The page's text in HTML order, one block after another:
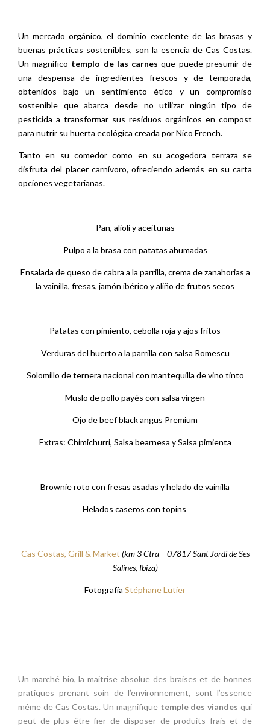
Un mercado orgánico, el dominio excelente de las brasas y
buenas prácticas sostenibles, son la esencia de Cas Costas.
Un magnífico templo de las carnes que puede presumir de
una despensa de ingredientes frescos y de temporada,
obtenidos bajo un sentimiento ético y un compromiso
sostenible que abarca desde no utilizar ningún tipo de
pesticida a transformar sus residuos orgánicos en compost
para nutrir su huerta ecológica creada por Nico French.
Tanto en su comedor como en su acogedora terraza se
disfruta del placer carnívoro, ofreciendo además en su carta
opciones vegetarianas.
Pan, alioli y aceitunas
Pulpo a la brasa con patatas ahumadas
Ensalada de queso de cabra a la parrilla, crema de zanahorias a
la vainilla, fresas, jamón ibérico y aliño de frutos secos
Patatas con pimiento, cebolla roja y ajos fritos
Verduras del huerto a la parrilla con salsa Romescu
Solomillo de ternera nacional con mantequilla de vino tinto
Muslo de pollo payés con salsa virgen
Ojo de beef black angus Premium
Extras: Chimichurri, Salsa bearnesa y Salsa pimienta
Brownie roto con fresas asadas y helado de vainilla
Helados caseros con topins
Cas Costas, Grill & Market (km 3 Ctra – 07817 Sant Jordi de Ses
Salines, Ibiza)
Fotografía Stéphane Lutier
Un marché bio, la maitrise absolue des braises et de bonnes
pratiques prenant soin de l’environnement, sont l’essence
même de Cas Costas. Un magnifique temple des viandes qui
peut de plus être fier de disposer de produits frais et de